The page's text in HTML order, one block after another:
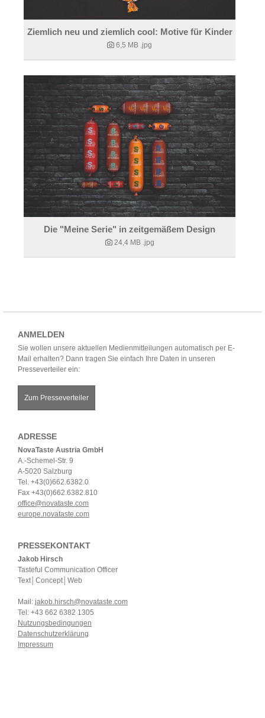
Ziemlich neu und ziemlich cool: Motive für Kinder
6,5 MB .jpg
Die "Meine Serie" in zeitgemäßem Design
24,4 MB .jpg
ANMELDEN
Sie wollen unsere aktuellen Medienmitteilungen automatisch per E-
Mail erhalten? Dann tragen Sie einfach Ihre Daten in unseren
Presseverteiler ein:
Zum Presseverteiler
ADRESSE
NovaTaste Austria GmbH
A.-Schemel-Str. 9
A-5020 Salzburg
Tel. +43(0)662.6382.0
Fax +43(0)662.6382.810
office@novataste.com
europe.novataste.com
PRESSEKONTAKT
Jakob Hirsch
Tasteful Communication Officer
Text│Concept│Web
Mail: jakob.hirsch@novataste.com
Tel: +43 662 6382 1305
Nutzungsbedingungen
Datenschutzerklärung
Impressum